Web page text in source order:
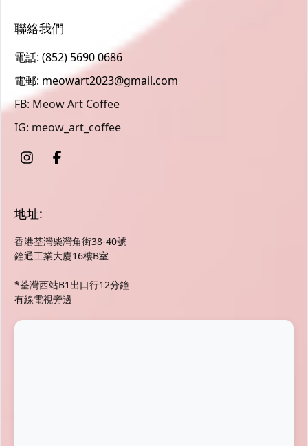
聯絡我們
電話: (852) 5690 0686
電郵: meowart2023@gmail.com
FB: Meow Art Coffee
IG: meow_art_coffee
地址:
香港荃灣柴灣角街38-40號
銓通工業大廈16樓B室
*荃灣西站B1出口行12分鐘
有線電視旁邊